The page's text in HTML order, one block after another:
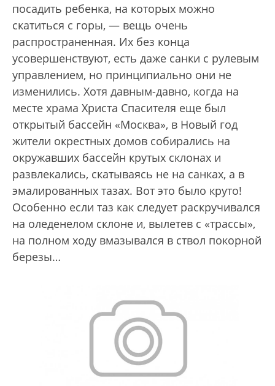
посадить ребенка, на которых можно
скатиться с горы, — вещь очень
распространенная. Их без конца
усовершенствуют, есть даже санки с рулевым
управлением, но принципиально они не
изменились. Хотя давным-давно, когда на
месте храма Христа Спасителя еще был
открытый бассейн «Москва», в Новый год
жители окрестных домов собирались на
окружавших бассейн крутых склонах и
развлекались, скатываясь не на санках, а в
эмалированных тазах. Вот это было круто!
Особенно если таз как следует раскручивался
на оледенелом склоне и, вылетев с «трассы»,
на полном ходу вмазывался в ствол покорной
березы…